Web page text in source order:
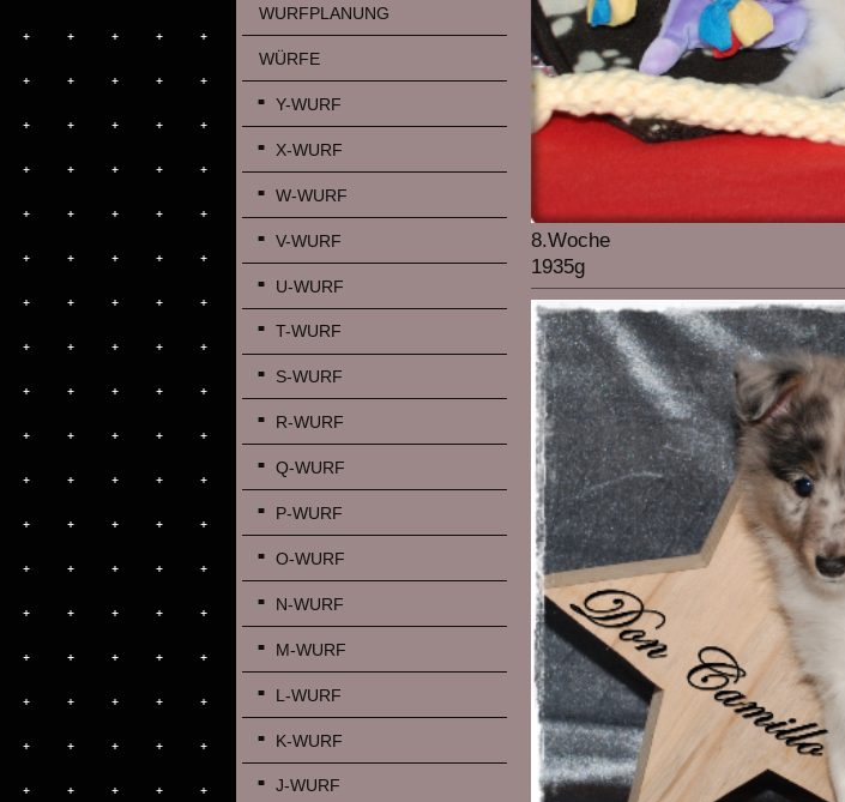
WURFPLANUNG
WÜRFE
Y-WURF
X-WURF
W-WURF
V-WURF
U-WURF
T-WURF
S-WURF
R-WURF
Q-WURF
P-WURF
O-WURF
N-WURF
M-WURF
L-WURF
K-WURF
J-WURF
8.Woche
1935g